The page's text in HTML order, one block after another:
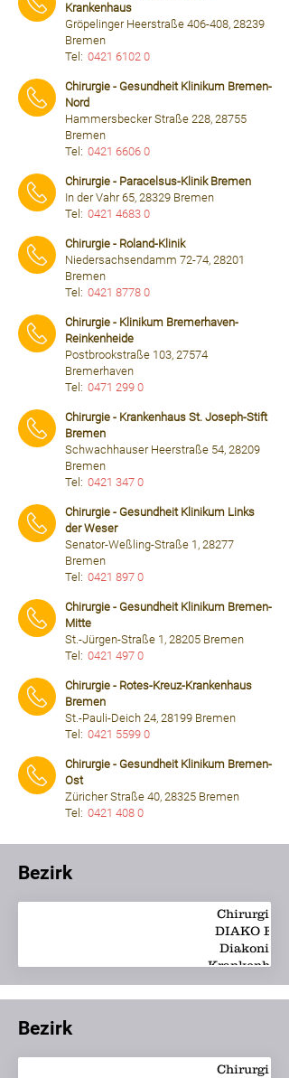
Krankenhaus
Gröpelinger Heerstraße 406-408, 28239
Bremen
Tel: 0421 6102 0
Chirurgie - Gesundheit Klinikum Bremen-
Nord
Hammersbecker Straße 228, 28755
Bremen
Tel: 0421 6606 0
Chirurgie - Paracelsus-Klinik Bremen
In der Vahr 65, 28329 Bremen
Tel: 0421 4683 0
Chirurgie - Roland-Klinik
Niedersachsendamm 72-74, 28201
Bremen
Tel: 0421 8778 0
Chirurgie - Klinikum Bremerhaven-
Reinkenheide
Postbrookstraße 103, 27574
Bremerhaven
Tel: 0471 299 0
Chirurgie - Krankenhaus St. Joseph-Stift
Bremen
Schwachhauser Heerstraße 54, 28209
Bremen
Tel: 0421 347 0
Chirurgie - Gesundheit Klinikum Links
der Weser
Senator-Weßling-Straße 1, 28277
Bremen
Tel: 0421 897 0
Chirurgie - Gesundheit Klinikum Bremen-
Mitte
St.-Jürgen-Straße 1, 28205 Bremen
Tel: 0421 497 0
Chirurgie - Rotes-Kreuz-Krankenhaus
Bremen
St.-Pauli-Deich 24, 28199 Bremen
Tel: 0421 5599 0
Chirurgie - Gesundheit Klinikum Bremen-
Ost
Züricher Straße 40, 28325 Bremen
Tel: 0421 408 0
Bezirk
Chirurgie -
DIAKO Ev.
Diakonie-
Krankenhaus
Bezirk
Chirurgie -